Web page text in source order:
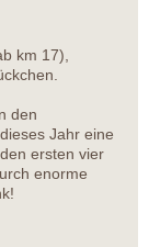
km 17),
den
Jahr eine
ersten vier
enorme